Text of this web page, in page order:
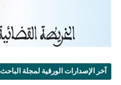
آخر الإصدارات الورقية لمجلة الباحث